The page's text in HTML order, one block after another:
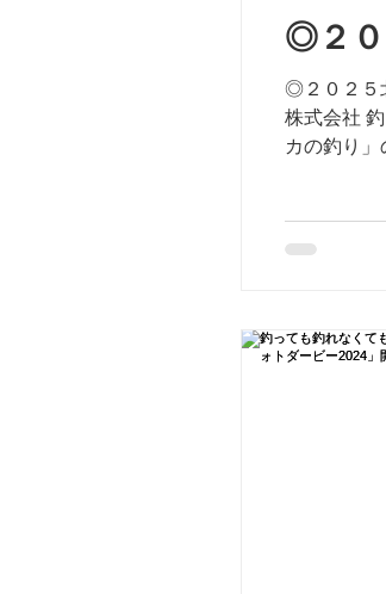
◎２０
◎２０２５
株式会社
カの釣り